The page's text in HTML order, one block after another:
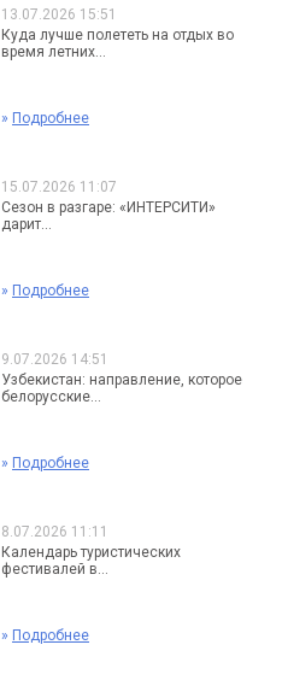
13.07.2026 15:51
Куда лучше полететь на отдых во
время летних...
» Подробнее
15.07.2026 11:07
Сезон в разгаре: «ИНТЕРСИТИ»
дарит...
» Подробнее
9.07.2026 14:51
Узбекистан: направление, которое
белорусские...
» Подробнее
8.07.2026 11:11
Календарь туристических
фестивалей в...
» Подробнее